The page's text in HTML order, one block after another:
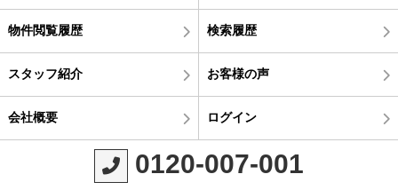
物件閲覧履歴 検索履歴
スタッフ紹介 お客様の声
会社概要 ログイン
0120-007-001